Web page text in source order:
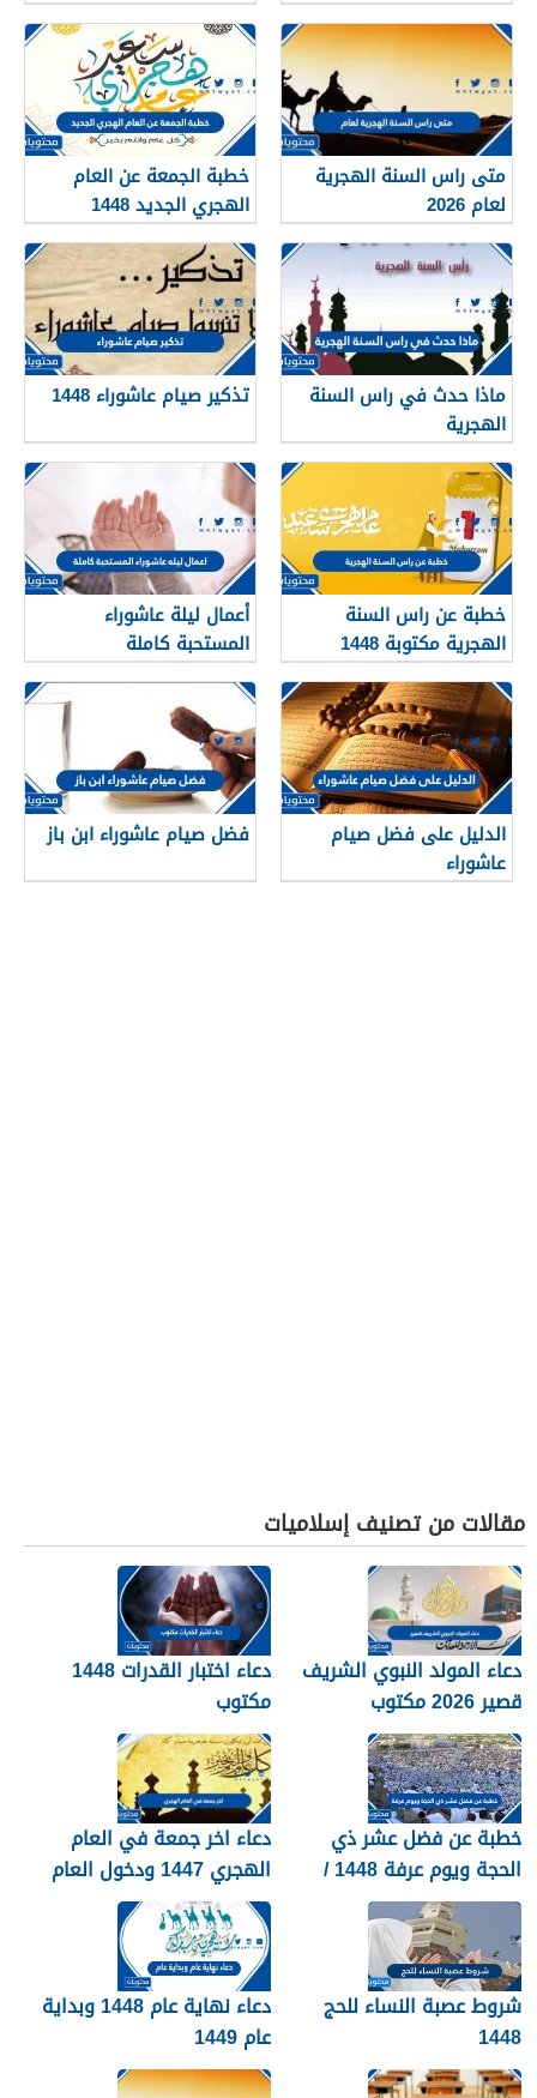
2026
متى راس السنة الهجرية
لعام 2026
خطبة الجمعة عن العام
الهجري الجديد 1448
ماذا حدث في راس السنة
الهجرية
تذكير صيام عاشوراء 1448
خطبة عن راس السنة
الهجرية مكتوبة 1448
أعمال ليلة عاشوراء
المستحبة كاملة
الدليل على فضل صيام
عاشوراء
فضل صيام عاشوراء ابن باز
مقالات من تصنيف إسلاميات
دعاء المولد النبوي الشريف
قصير 2026 مكتوب
دعاء اختبار القدرات 1448
مكتوب
خطبة عن فضل عشر ذي
الحجة ويوم عرفة 1448 /
2026
دعاء اخر جمعة في العام
الهجري 1447 ودخول العام
الجديد 1448
شروط عصبة النساء للحج
1448
دعاء نهاية عام 1448 وبداية
عام 1449